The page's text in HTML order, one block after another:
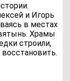
и Игорь
в местах
Храмы
строили,